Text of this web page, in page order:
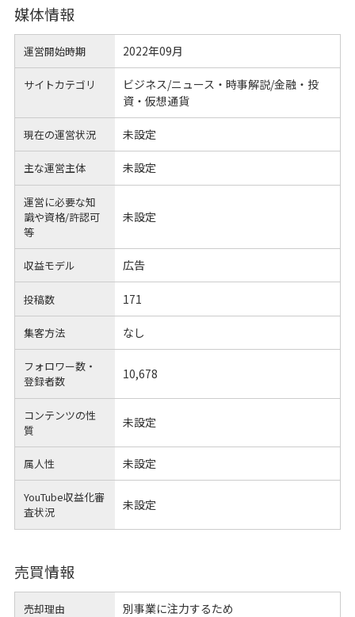
媒体情報
運営開始時期 2022年09月
サイトカテゴリ
ビジネス/ニュース・時事解説/金融・投
資・仮想通貨
現在の運営状況 未設定
主な運営主体 未設定
運営に必要な知
識や資格/許認可
等
未設定
収益モデル 広告
投稿数 171
集客方法 なし
フォロワー数・
登録者数
10,678
コンテンツの性
質
未設定
属人性 未設定
YouTube収益化審
査状況
未設定
売買情報
売却理由 別事業に注力するため